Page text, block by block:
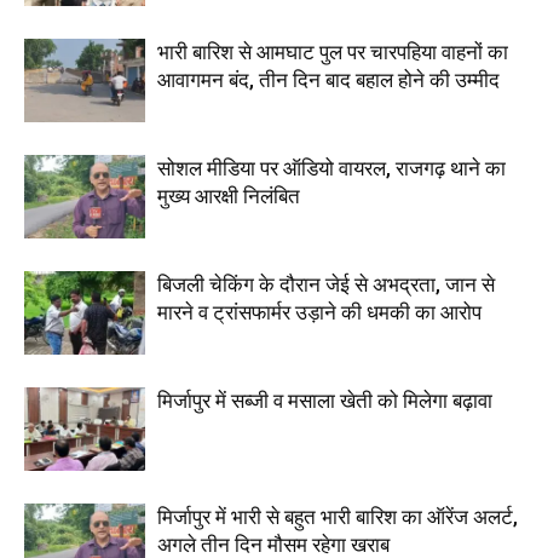
भारी बारिश से आमघाट पुल पर चारपहिया वाहनों का
आवागमन बंद, तीन दिन बाद बहाल होने की उम्मीद
सोशल मीडिया पर ऑडियो वायरल, राजगढ़ थाने का
मुख्य आरक्षी निलंबित
बिजली चेकिंग के दौरान जेई से अभद्रता, जान से
मारने व ट्रांसफार्मर उड़ाने की धमकी का आरोप
मिर्जापुर में सब्जी व मसाला खेती को मिलेगा बढ़ावा
मिर्जापुर में भारी से बहुत भारी बारिश का ऑरेंज अलर्ट,
अगले तीन दिन मौसम रहेगा खराब